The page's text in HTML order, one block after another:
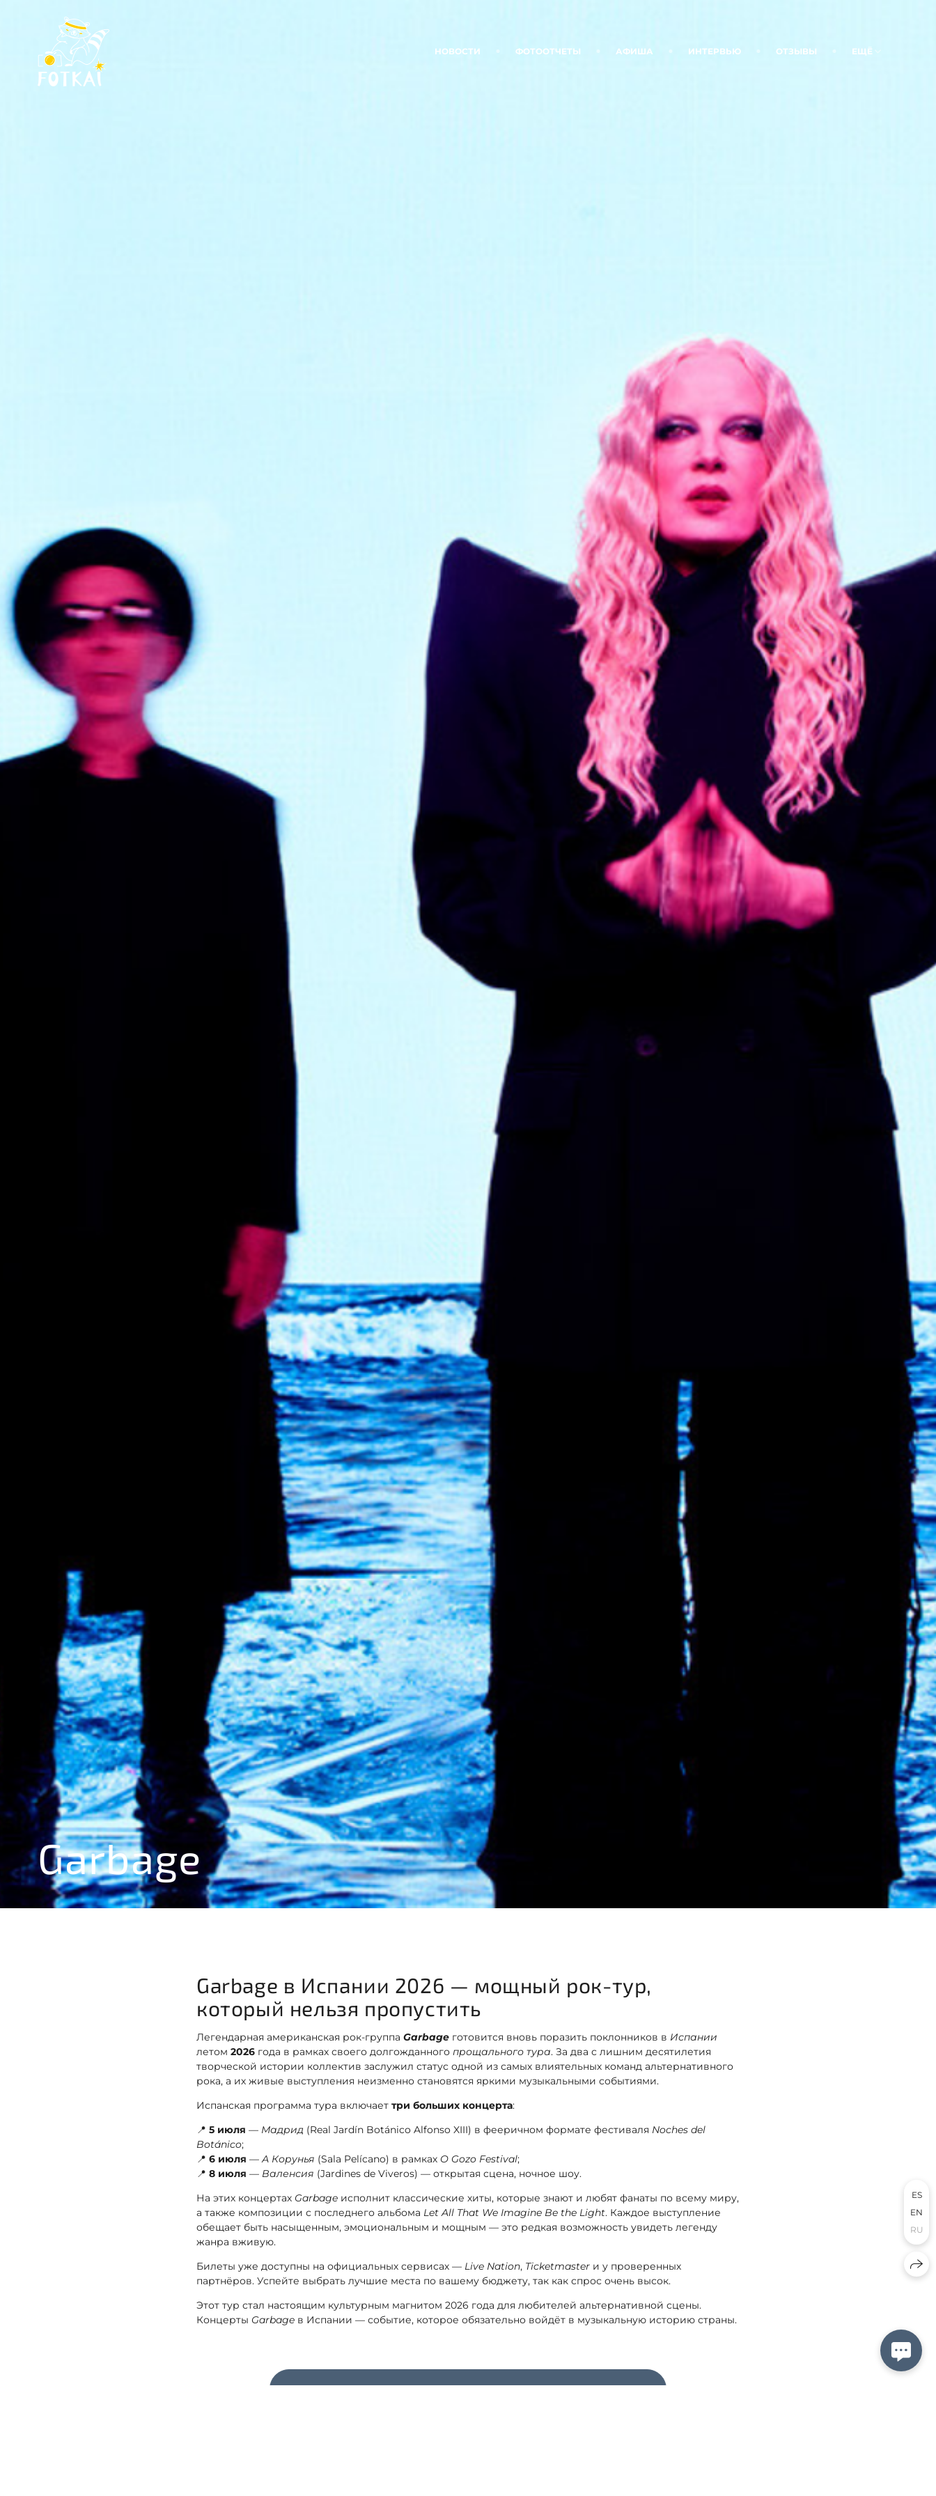
НОВОСТИ ФОТООТЧЕТЫ АФИША ИНТЕРВЬЮ ОТЗЫВЫ ЕЩЁ
Garbage
Garbage в Испании 2026 — мощный рок-тур,
который нельзя пропустить
Легендарная американская рок-группа Garbage готовится вновь поразить поклонников в Испании
летом 2026 года в рамках своего долгожданного прощального тура. За два с лишним десятилетия
творческой истории коллектив заслужил статус одной из самых влиятельных команд альтернативного
рока, а их живые выступления неизменно становятся яркими музыкальными событиями.
Испанская программа тура включает три больших концерта:
📍 5 июля — Мадрид (Real Jardín Botánico Alfonso XIII) в фееричном формате фестиваля Noches del
Botánico;
📍 6 июля —А Корунья (Sala Pelícano) в рамках O Gozo Festival;
📍 8 июля — Валенсия (Jardines de Viveros) — открытая сцена, ночное шоу.
На этих концертах Garbage исполнит классические хиты, которые знают и любят фанаты по всему миру,
а также композиции с последнего альбома Let All That We Imagine Be the Light. Каждое выступление
обещает быть насыщенным, эмоциональным и мощным — это редкая возможность увидеть легенду
жанра вживую.
Билеты уже доступны на официальных сервисах — Live Nation, Ticketmaster и у проверенных
партнёров. Успейте выбрать лучшие места по вашему бюджету, так как спрос очень высок.
Этот тур стал настоящим культурным магнитом 2026 года для любителей альтернативной сцены.
Концерты Garbage в Испании — событие, которое обязательно войдёт в музыкальную историю страны.
WEB
ES
EN
RU